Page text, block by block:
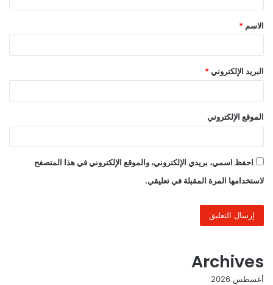
ق
*
الاسم *
البريد الإلكتروني *
الموقع الإلكتروني
احفظ اسمي، بريدي الإلكتروني، والموقع الإلكتروني في هذا المتصفح
لاستخدامها المرة المقبلة في تعليقي.
Archives
أغسطس 2026